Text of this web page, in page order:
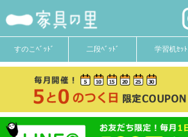
すのこﾍﾞｯﾄﾞ 二段ﾍﾞｯﾄﾞ 学習机ｾｯﾄ